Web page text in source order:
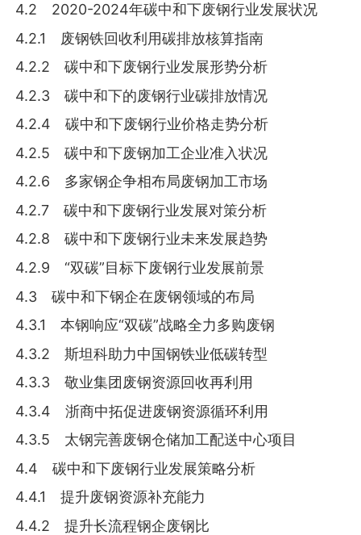
4.2 2020-2024年碳中和下废钢行业发展状况
4.2.1 废钢铁回收利用碳排放核算指南
4.2.2 碳中和下废钢行业发展形势分析
4.2.3 碳中和下的废钢行业碳排放情况
4.2.4 碳中和下废钢行业价格走势分析
4.2.5 碳中和下废钢加工企业准入状况
4.2.6 多家钢企争相布局废钢加工市场
4.2.7 碳中和下废钢行业发展对策分析
4.2.8 碳中和下废钢行业未来发展趋势
4.2.9 “双碳”目标下废钢行业发展前景
4.3 碳中和下钢企在废钢领域的布局
4.3.1 本钢响应“双碳”战略全力多购废钢
4.3.2 斯坦科助力中国钢铁业低碳转型
4.3.3 敬业集团废钢资源回收再利用
4.3.4 浙商中拓促进废钢资源循环利用
4.3.5 太钢完善废钢仓储加工配送中心项目
4.4 碳中和下废钢行业发展策略分析
4.4.1 提升废钢资源补充能力
4.4.2 提升长流程钢企废钢比